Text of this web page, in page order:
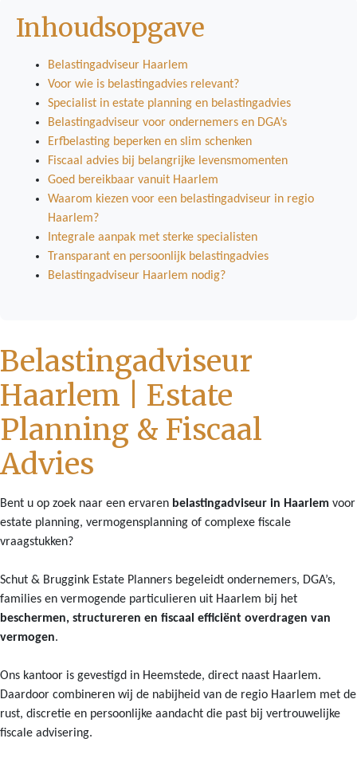
Inhoudsopgave
Belastingadviseur Haarlem
Voor wie is belastingadvies relevant?
Specialist in estate planning en belastingadvies
Belastingadviseur voor ondernemers en DGA’s
Erfbelasting beperken en slim schenken
Fiscaal advies bij belangrijke levensmomenten
Goed bereikbaar vanuit Haarlem
Waarom kiezen voor een belastingadviseur in regio
Haarlem?
Integrale aanpak met sterke specialisten
Transparant en persoonlijk belastingadvies
Belastingadviseur Haarlem nodig?
Belastingadviseur
Haarlem | Estate
Planning & Fiscaal
Advies
Bent u op zoek naar een ervaren belastingadviseur in Haarlem voor
estate planning, vermogensplanning of complexe fiscale
vraagstukken?
Schut & Bruggink Estate Planners begeleidt ondernemers, DGA’s,
families en vermogende particulieren uit Haarlem bij het
beschermen, structureren en fiscaal efficiënt overdragen van
vermogen.
Ons kantoor is gevestigd in Heemstede, direct naast Haarlem.
Daardoor combineren wij de nabijheid van de regio Haarlem met de
rust, discretie en persoonlijke aandacht die past bij vertrouwelijke
fiscale advisering.